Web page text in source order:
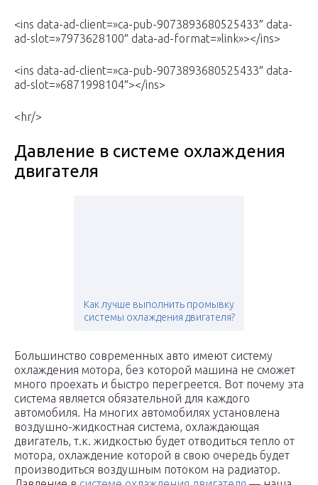
<ins data-ad-client=»ca-pub-9073893680525433″ data-
ad-slot=»7973628100″ data-ad-format=»link»></ins>
<ins data-ad-client=»ca-pub-9073893680525433″ data-
ad-slot=»6871998104″></ins>
<hr/>
Давление в системе охлаждения
двигателя
Как лучше выполнить промывку
системы охлаждения двигателя?
Большинство современных авто имеют систему
охлаждения мотора, без которой машина не сможет
много проехать и быстро перегреется. Вот почему эта
система является обязательной для каждого
автомобиля. На многих автомобилях установлена
воздушно-жидкостная система, охлаждающая
двигатель, т.к. жидкостью будет отводиться тепло от
мотора, охлаждение которой в свою очередь будет
производиться воздушным потоком на радиатор.